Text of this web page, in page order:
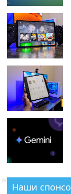
Наши